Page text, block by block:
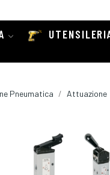
Pneumatica Attuazione